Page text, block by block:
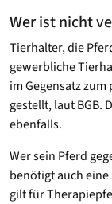
Wer ist nicht
Tierhalter, die
gewerbliche
im Gegensatz
gestellt, laut BGB.
ebenfalls.
Wer sein Pferd
benötigt auch
gilt für